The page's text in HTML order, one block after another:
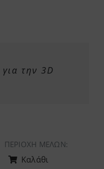
την 3D
ΠΕΡΙΟΧΉ ΜΕΛΏΝ:
Καλάθι